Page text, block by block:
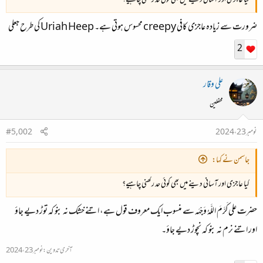
ضرورت سے زیادہ عاجزی کافی creepy محسوس ہوتی ہے۔ Uriah Heep کی طرح جعلی
2
علی وقار
محفلین
نومبر 23، 2024
#5,002
جاسمن نے کہا:
کیا عاجزی اور آسانی دینے میں بھی کوئی حد رکھنی چاہیے؟
حضرت علی کَرَّمَ اللَّہُ وَجْہَہ سے منسوب ایک معروف قول ہے، اتنے خشک نہ بنو کہ توڑ دیے جاؤ
اور اتنے نرم نہ بنو کہ نچوڑ دیے جاؤ۔
آخری تدوین:نومبر 23، 2024